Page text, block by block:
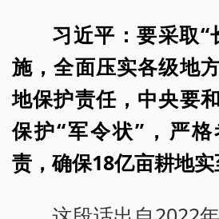
习近平：要采取“
施，全面压实各级地
地保护责任，中央要
保护“军令状”，严
责，确保18亿亩耕地实